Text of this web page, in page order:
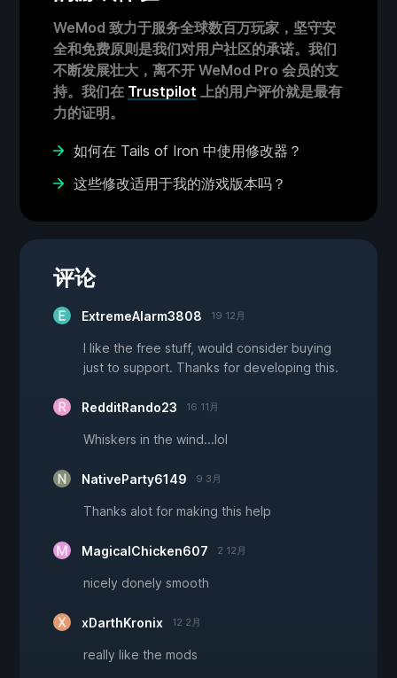
WeMod 致力于服务全球数百万玩家，坚守安
全和免费原则是我们对用户社区的承诺。我们
不断发展壮大，离不开 WeMod Pro 会员的支
持。我们在 Trustpilot 上的用户评价就是最有
力的证明。
如何在 Tails of Iron 中使用修改器？
这些修改适用于我的游戏版本吗？
评论
ExtremeAlarm3808 19 12月
I like the free stuff, would consider buying
just to support. Thanks for developing this.
RedditRando23 16 11月
Whiskers in the wind...lol
NativeParty6149 9 3月
Thanks alot for making this help
MagicalChicken607 2 12月
nicely donely smooth
xDarthKronix 12 2月
really like the mods